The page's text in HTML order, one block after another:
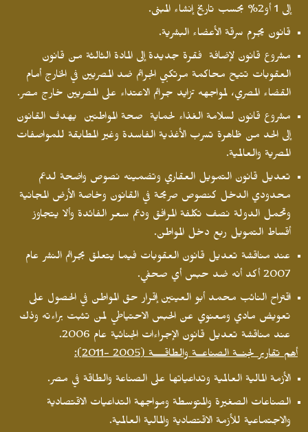
إلى 1 أو2% بحسب تاريخ إنشاء المبنى.
قانون يجرم سرقة الأعضاء البشرية.
مشروع قانون لإضافة فقرة جديدة إلى المادة الثالثة من قانون
العقوبات تتيح محاكمة مرتكبي الجرائم ضد المصريين في الخارج أمام
القضاء المصري، لمواجهه تزايد جرائم الاعتداء على المصريين خارج مصر.
مشروع قانون لسلامة الغذاء لحماية صحة المواطنين يهدف القانون
إلى الحد من ظاهرة تسرب الأغذية الفاسدة وغير المطابقة للمواصفات
المصرية والعالمية.
تعديل قانون التمويل العقاري وتضمينه نصوص واضحة لدعم
محدودي الدخل كنصوص صريحة في القانون وخاصة الأرض المجانية
وتحمل الدولة نصف تكلفة المرافق ودعم سعر الفائدة وألا يتجاوز
أقساط التمويل ربع دخل المواطن.
عند مناقشة تعديل قانون العقوبات فيما يتعلق بجرائم النشر عام
2007 أكد أنه ضد حبس أي صحفي.
اقتراح النائب محمد أبو العينين إقرار حق المواطن في الحصول على
تعويض مادي ومعنوي عن الحبس الاحتياطي لمن تثبت براءته وذك
عند مناقشة تعديل قانون الإجراءات الجنائية عام 2006.
أهم تقارير لجنــة الصناعــة والطاقــــة (2005 -2011):
الأزمة المالية العالمية وتداعياتها على الصناعة والطاقة في مصر.
الصناعات الصغيرة والمتوسطة ومواجهة التداعيات الاقتصادية
والاجتماعية للأزمة الاقتصادية والمالية العالمية.